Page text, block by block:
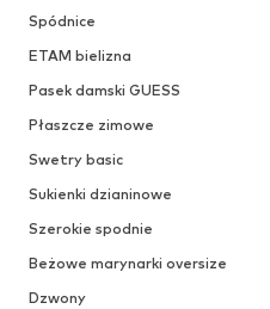
Spódnice
ETAM bielizna
Pasek damski GUESS
Płaszcze zimowe
Swetry basic
Sukienki dzianinowe
Szerokie spodnie
Beżowe marynarki oversize
Dzwony